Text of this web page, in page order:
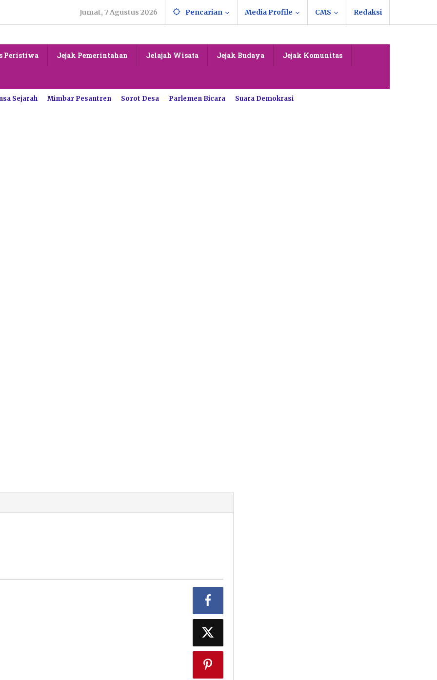
Jumat, 7 Agustus 2026 Pencarian Media Profile CMS Redaksi
Peristiwa Jejak Pemerintahan Jelajah Wisata Jejak Budaya Jejak Komunitas
Sejarah Mimbar Pesantren Sorot Desa Parlemen Bicara Suara Demokrasi